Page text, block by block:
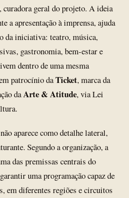
, curadora geral do projeto. A ideia
a apresentação à imprensa, ajuda
da iniciativa: teatro, música,
gastronomia, bem-estar e
dentro de uma mesma
patrocínio daTicket, marca da
daArte & Atitude, via Lei
aparece como detalhe lateral,
Segundo a organização, a
das premissas centrais do
uma programação capaz de
em diferentes regiões e circuitos